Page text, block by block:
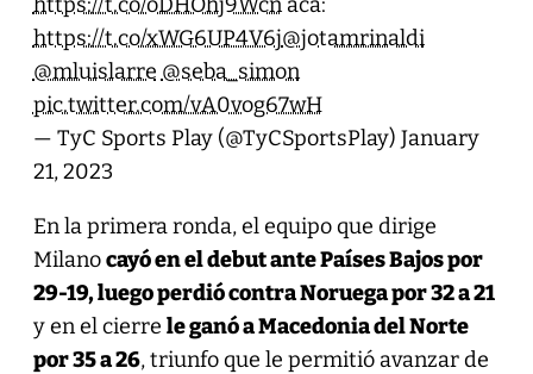
https://t.co/xWG6UP4V6j@jotamrinaldi
@mluislarre @seba_simon
pic.twitter.com/vA0vog67wH
— TyC Sports Play (@TyCSportsPlay) January
21, 2023
En la primera ronda, el equipo que dirige
Milanocayó en el debut ante Países Bajos por
29-19, luego perdió contra Noruega por 32 a 21
y en el cierre le ganó a Macedonia del Norte
por 35 a 26, triunfo que le permitió avanzar de